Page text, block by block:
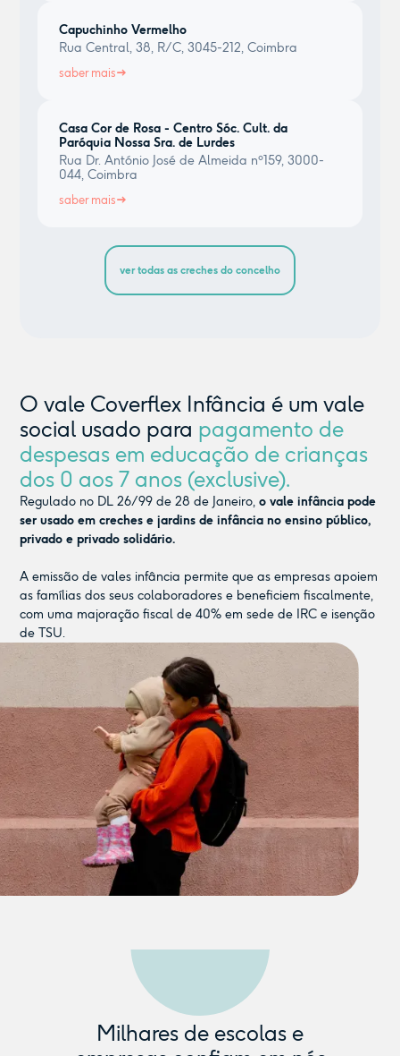
Capuchinho Vermelho
Rua Central, 38, R/C, 3045-212, Coimbra
saber mais
Casa Cor de Rosa - Centro Sóc. Cult. da
Paróquia Nossa Sra. de Lurdes
Rua Dr. António José de Almeida nº159, 3000-
044, Coimbra
saber mais
ver todas as creches do concelho
O vale Coverflex Infância é um vale
social usado para pagamento de
despesas em educação de crianças
dos 0 aos 7 anos (exclusive).
Regulado no DL 26/99 de 28 de Janeiro,o vale infância pode
ser usado em creches e jardins de infância no ensino público,
privado e privado solidário.
A emissão de vales infância permite que as empresas apoiem
as famílias dos seus colaboradores e beneficiem fiscalmente,
com uma majoração fiscal de 40% em sede de IRC e isenção
de TSU.
Milhares de escolas e